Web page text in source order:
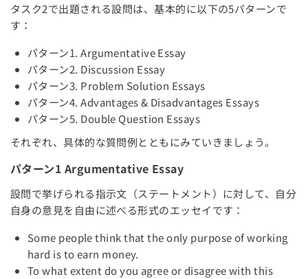
10 Minutes
【タスク2】① 導入の書き方
10 Minutes
10 Minutes
10 Minutes
【タスク2】スコアアップのポイ
ント
タスク2で出題される設問は、基本的に以下の5パターンで
す：
パターン1. Argumentative Essay
パターン2. Discussion Essay
パターン3. Problem Solution Essays
パターン4. Advantages & Disadvantages Essays
パターン5. Double Question Essays
それぞれ、具体的な質問例とともにみていきましょう。
パターン1 Argumentative Essay
設問で挙げられる指示文（ステートメント）に対して、自分
自身の意見を自由に述べる形式のエッセイです：
Some people think that the only purpose of working
hard is to earn money.
To what extent do you agree or disagree with this
Our Service
solo-
language.com
solo-ielts-
toefl.com
English Revolution 2021. Powered bySolo Group